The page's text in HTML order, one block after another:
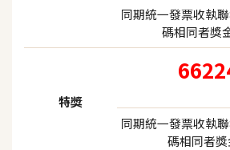
同期統一發票收執
碼相同者獎
特獎
同期統一發票收執
碼相同者